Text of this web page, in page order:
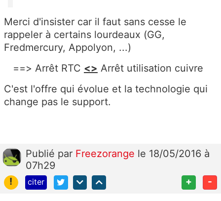
Merci d'insister car il faut sans cesse le
rappeler à certains lourdeaux (GG,
Fredmercury, Appolyon, ...)
==> Arrêt RTC <> Arrêt utilisation cuivre
C'est l'offre qui évolue et la technologie qui
change pas le support.
Publié par Freezorange le 18/05/2016 à
07h29
!
citer + -